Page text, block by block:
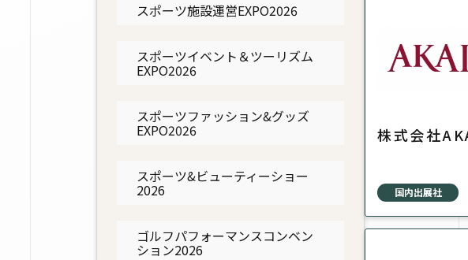
スポーツ施設運営EXPO2026
スポーツイベント＆ツーリズム
EXPO2026
スポーツファッション&グッズ
EXPO2026
スポーツ&ビューティーショー
2026
ゴルフパフォーマンスコンベン
ション2026
株式会社
国内出展社